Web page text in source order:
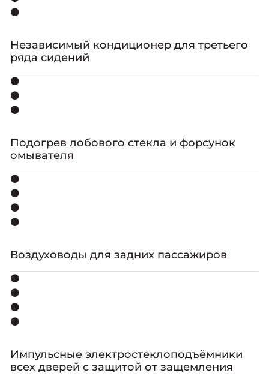
⚫
Независимый кондиционер для третьего
ряда сидений
⚫
⚫
⚫
Подогрев лобового стекла и форсунок
омывателя
⚫
⚫
⚫
⚫
Воздуховоды для задних пассажиров
⚫
⚫
⚫
⚫
Импульсные электростеклоподъёмники
всех дверей с защитой от защемления